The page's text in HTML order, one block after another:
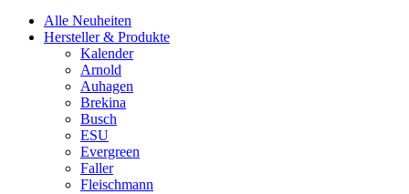
Alle Neuheiten
Hersteller & Produkte
Kalender
Arnold
Auhagen
Brekina
Busch
ESU
Evergreen
Faller
Fleischmann